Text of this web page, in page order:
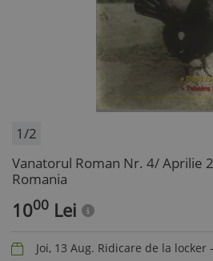
1/2
Vanatorul Roman Nr. 4/ Aprilie
Romania
1000 Lei
Joi, 13 Aug. Ridicare de la locker -